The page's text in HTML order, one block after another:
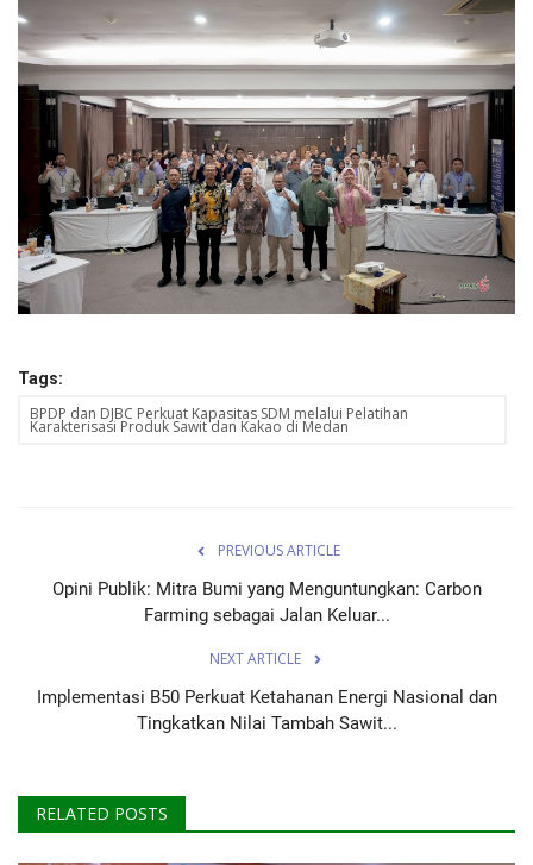
Tags:
BPDP dan DJBC Perkuat Kapasitas SDM melalui Pelatihan
Karakterisasi Produk Sawit dan Kakao di Medan
PREVIOUS ARTICLE
Opini Publik: Mitra Bumi yang Menguntungkan: Carbon
Farming sebagai Jalan Keluar...
NEXT ARTICLE
Implementasi B50 Perkuat Ketahanan Energi Nasional dan
Tingkatkan Nilai Tambah Sawit...
RELATED POSTS